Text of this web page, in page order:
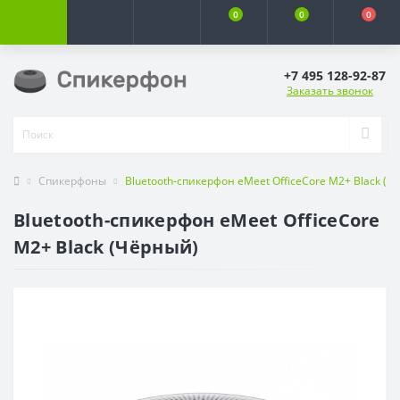
0 0 0
+7 495 128-92-87
Заказать звонок
Спикерфоны Bluetooth-спикерфон eMeet OfficeCore M2+ Black
Bluetooth-спикерфон eMeet OfficeCore
M2+ Black (Чёрный)